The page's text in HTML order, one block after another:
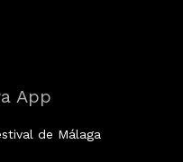
App
de Málaga